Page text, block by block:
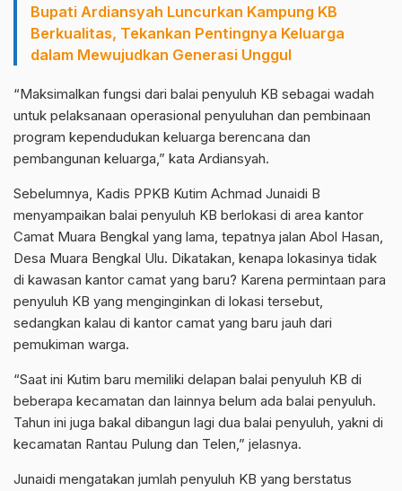
Bupati Ardiansyah Luncurkan Kampung KB
Berkualitas, Tekankan Pentingnya Keluarga
dalam Mewujudkan Generasi Unggul
“Maksimalkan fungsi dari balai penyuluh KB sebagai wadah
untuk pelaksanaan operasional penyuluhan dan pembinaan
program kependudukan keluarga berencana dan
pembangunan keluarga,” kata Ardiansyah.
Sebelumnya, Kadis PPKB Kutim Achmad Junaidi B
menyampaikan balai penyuluh KB berlokasi di area kantor
Camat Muara Bengkal yang lama, tepatnya jalan Abol Hasan,
Desa Muara Bengkal Ulu. Dikatakan, kenapa lokasinya tidak
di kawasan kantor camat yang baru? Karena permintaan para
penyuluh KB yang menginginkan di lokasi tersebut,
sedangkan kalau di kantor camat yang baru jauh dari
pemukiman warga.
“Saat ini Kutim baru memiliki delapan balai penyuluh KB di
beberapa kecamatan dan lainnya belum ada balai penyuluh.
Tahun ini juga bakal dibangun lagi dua balai penyuluh, yakni di
kecamatan Rantau Pulung dan Telen,” jelasnya.
Junaidi mengatakan jumlah penyuluh KB yang berstatus